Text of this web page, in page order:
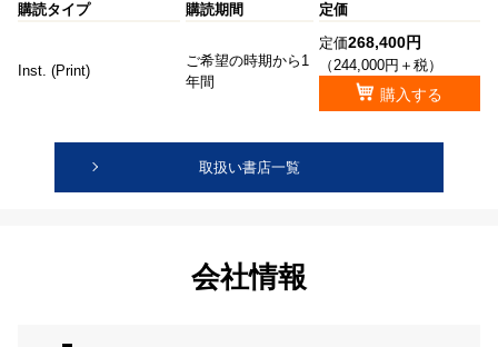
購読タイプ 購読期間 定価
Inst. (Print)
ご希望の時期から1
年間
定価268,400円
（244,000円＋税）
購入する
取扱い書店一覧
会社情報